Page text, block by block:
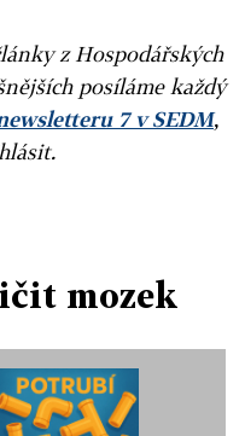
z Hospodářských
posíláme každý
7 v SEDM,
mozek